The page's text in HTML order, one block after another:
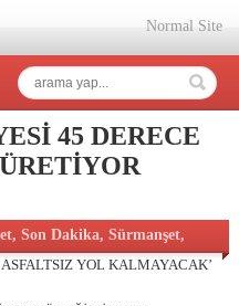
Normal Site
45 DERECE
, Son Dakika, Sürmanşet,
YOL KALMAYACAK’